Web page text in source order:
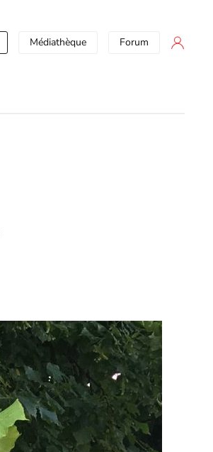
Médiathèque Forum